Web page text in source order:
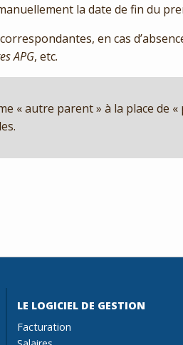
la date de fin du
en cas
APG, etc.
« autre parent » à la place de «
LE LOGICIEL DE GESTION
Facturation